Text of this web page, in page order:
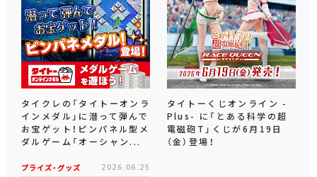
タイクレの「タイトーオンラ
インメダル」に潜って弾んで
お宝ゲット！ピンパネル型メ
ダルゲーム「オーシャン...
プライズ・グッズ 2026.06.25
タイトーくじオンライン -
Plus- に「とある科学の超
電磁砲T」くじが6月19日
（金）登場！